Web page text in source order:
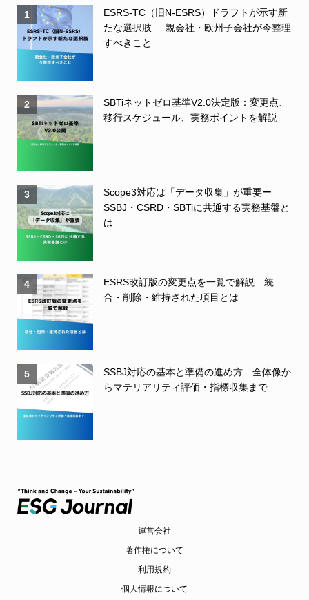
1
ESRS-TC（旧N-ESRS）ドラフトが示す新
たな選択肢──親会社・欧州子会社が今整理
すべきこと
2
SBTiネットゼロ基準V2.0決定版：変更点、
移行スケジュール、実務ポイントを解説
3
Scope3対応は「データ収集」が重要ー
SSBJ・CSRD・SBTiに共通する実務基盤と
は
4
ESRS改訂版の変更点を一覧で解説 統
合・削除・維持された項目とは
5
SSBJ対応の基本と準備の進め方 全体像か
らマテリアリティ評価・指標収集まで
運営会社
著作権について
利用規約
個人情報について